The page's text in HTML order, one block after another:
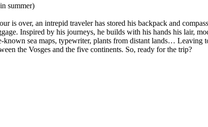
summer)
over, an intrepid traveler has stored his backpack and
Inspired by his journeys, he builds with his hands his lair,
sea maps, typewriter, plants from distant lands… Leaving
the Vosges and the five continents. So, ready for the trip?